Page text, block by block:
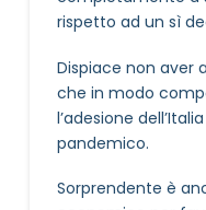
rispetto ad un sì
Dispiace non aver
che in modo
l’adesione
pandemico.
Sorprendente è